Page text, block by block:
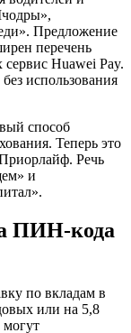
Предложение
перечень
Huawei Pay.
использования
способ
Теперь это
Речь
и
ПИН-кода
по вкладам в
или на 5,8